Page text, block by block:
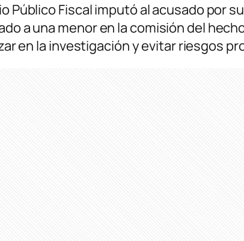
Fiscal imputó al acusado por
a una menor en la comisión del
en la investigación y evitar riesgos